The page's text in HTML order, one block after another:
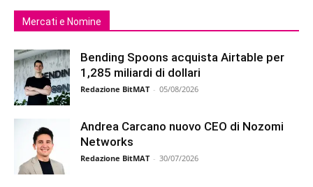
Mercati e Nomine
Bending Spoons acquista Airtable per
1,285 miliardi di dollari
Redazione BitMAT - 05/08/2026
Andrea Carcano nuovo CEO di Nozomi
Networks
Redazione BitMAT - 30/07/2026